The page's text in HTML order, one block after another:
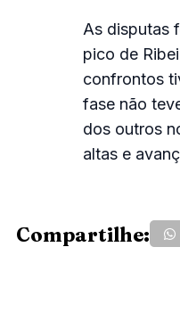
As disputas
pico de
confrontos
fase não
dos outros
altas e
Compartilhe: